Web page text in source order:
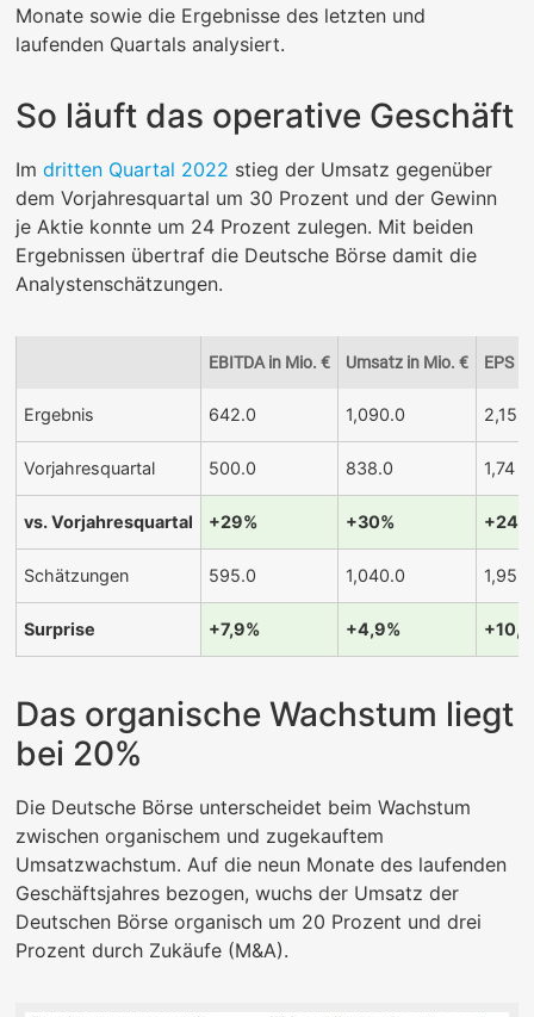
Monate sowie die Ergebnisse des letzten und
laufenden Quartals analysiert.
So läuft das operative Geschäft
Imdritten Quartal 2022 stieg der Umsatz gegenüber
dem Vorjahresquartal um 30 Prozent und der Gewinn
je Aktie konnte um 24 Prozent zulegen. Mit beiden
Ergebnissen übertraf die Deutsche Börse damit die
Analystenschätzungen.
EBITDA in Mio. € Umsatz in Mio. € EPS
Ergebnis 642.0 1,090.0 2,15
Vorjahresquartal 500.0 838.0 1,74
vs. Vorjahresquartal +29% +30% +24%
Schätzungen 595.0 1,040.0 1,95
Surprise +7,9% +4,9%
Das organische Wachstum liegt
bei 20%
Die Deutsche Börse unterscheidet beim Wachstum
zwischen organischem und zugekauftem
Umsatzwachstum. Auf die neun Monate des laufenden
Geschäftsjahres bezogen, wuchs der Umsatz der
Deutschen Börse organisch um 20 Prozent und drei
Prozent durch Zukäufe (M&A).